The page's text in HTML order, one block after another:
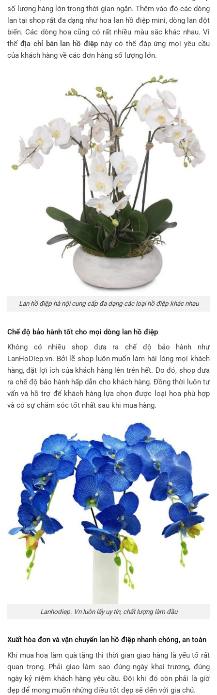
số lượng hàng lớn trong thời gian ngắn. Thêm vào đó các dòng
lan tại shop rất đa dạng như hoa lan hồ điệp mini, dòng lan đột
biến. Các dòng hoa cũng có rất nhiều màu sắc khác nhau. Vì
thế địa chỉ bán lan hồ điệp này có thể đáp ứng mọi yêu cầu
của khách hàng về các đơn hàng số lượng lớn.
Lan hồ điệp hà nội cung cấp đa dạng các loại hồ điệp khác nhau
Chế độ bảo hành tốt cho mọi dòng lan hồ điệp
Không có nhiều shop đưa ra chế độ bảo hành như
LanHoDiep.vn. Bởi lẽ shop luôn muốn làm hài lòng mọi khách
hàng, đặt lợi ích của khách hàng lên trên hết. Do đó, shop đưa
ra chế độ bảo hành hấp dẫn cho khách hàng. Đồng thời luôn tư
vấn và hỗ trợ để khách hàng lựa chọn được loại hoa phù hợp
và có sự chăm sóc tốt nhất sau khi mua hàng.
Lanhodiep. Vn luôn lấy uy tín, chất lượng làm đầu
Xuất hóa đơn và vận chuyển lan hồ điệp nhanh chóng, an toàn
Khi mua hoa làm quà tặng thì thời gian giao hàng là yếu tố rất
quan trọng. Phải giao làm sao đúng ngày khai trương, đúng
ngày kỷ niệm khách hàng yêu cầu. Đôi khi đó còn phải là giờ
đẹp để mong muốn những điều tốt đẹp sẽ đến với gia chủ.